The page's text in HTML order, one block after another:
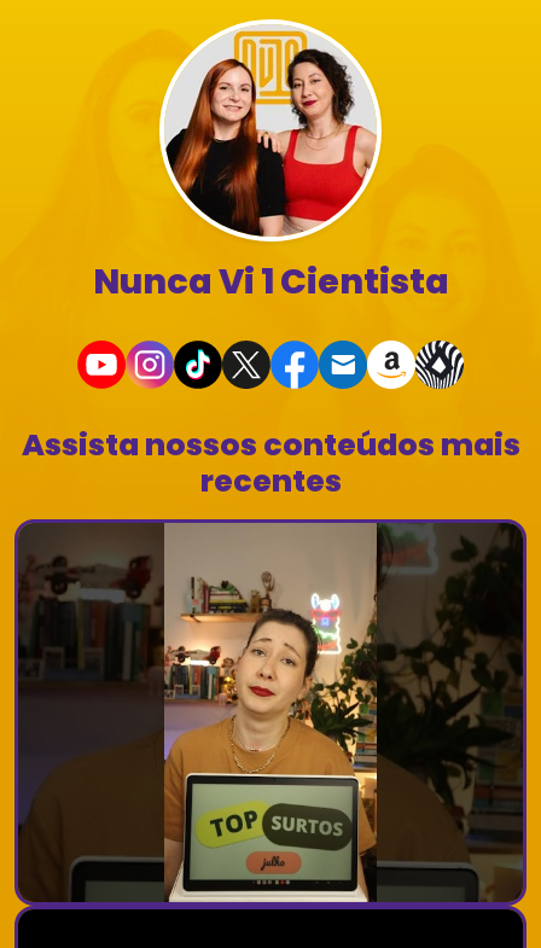
Nunca Vi 1 Cientista
Assista nossos conteúdos mais
recentes